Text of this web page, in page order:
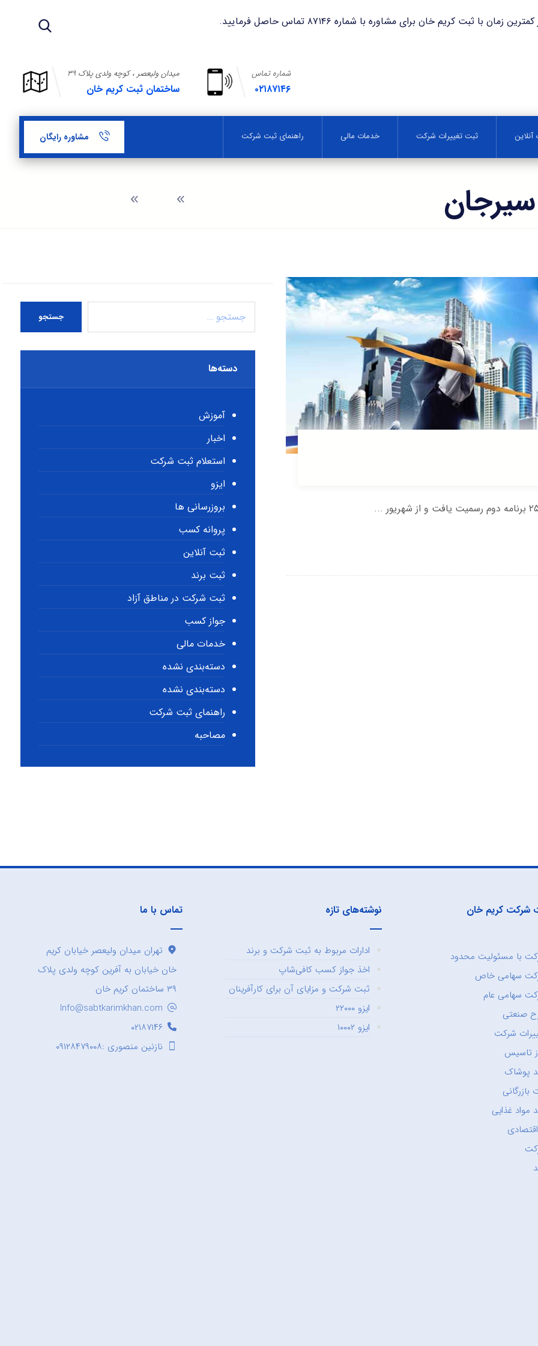
کریم خان برای مشاوره با شماره ۸۷۱۴۶ تماس حاصل فرمایید.
میدان ولیعصر ، کوچه ولدی پلاک ۳۹
ساختمان ثبت کریم خان
شماره تماس
۰۲۱۸۷۱۴۶
ثبت تغییرات شرکت خدمات مالی راهنمای ثبت شرکت مشاوره رایگان
جستجو
دسته‌ها
آموزش
اخبار
استعلام ثبت شرکت
ایزو
بروزرسانی ها
پروانه کسب
ثبت آنلاین
ثبت برند
ثبت شرکت در مناطق آزاد
جواز کسب
خدمات مالی
دسته‌بندی نشده
دسته‌بندی نشده
راهنمای ثبت شرکت
مصاحبه
شرکت کریم خان
با مسئولیت محدود
سهامی خاص
سهامی عام
صنعتی
شرکت
تاسیس
پوشاک
بازرگانی
مواد غذایی
نوشته‌های تازه
ادارات مربوط به ثبت شرکت و برند
اخذ جواز کسب کافی‌شاپ
ثبت شرکت و مزایای آن برای کارآفرینان
ایزو ۲۲۰۰۰
ایزو ۱۰۰۰۲
تماس با ما
تهران میدان ولیعصر خیابان کریم
خان خیابان به آفرین کوچه ولدی پلاک
۳۹ ساختمان کریم خان
Info@sabtkarimkhan.com
۰۲۱۸۷۱۴۶
نازنین منصوری :۰۹۱۲۸۴۷۹۰۰۸